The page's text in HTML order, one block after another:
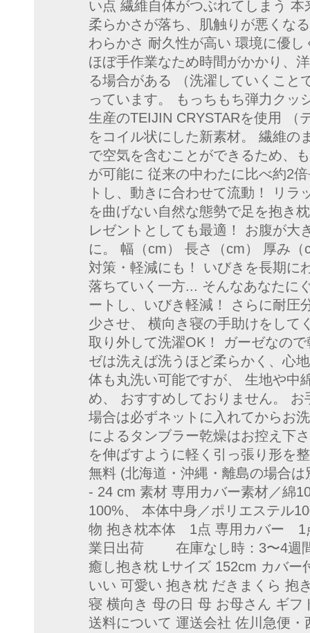
い点 繊維自体がつぶれてしまう
柔らかさが落ち、肌触りが悪くな
わらかさ 耐久性が高い 環境に優
ほぼ手作業なため時間がかかり、
る場合がある （洗濯していくこと
っています。 もっちもち弾力クッ
生産のTEIJIN CRYSTARを使用
をコイル状にした新素材。 繊維の
で空気を含むことができるため、
が可能に 従来の中わたに比べ約2
トし、動きに合わせて流動！ リ
を曲げない自然な態勢で足を抱き
レゼントとしても最適！ お腹が大
に。 幅（cm） 長さ（cm） 厚み
対策・軽減にも！ いびきを長期に
落ちていく一方... そんなあなたに
ートし、いびき軽減！ さらに耐圧
少させ、 横向き寝の手助けをして
取り外して洗濯OK！ ガーゼなの
ゼは洗えば洗うほど柔らかく、心
体も丸洗い可能ですが、 生地や中
め、 おすすめしておりません。
場合は必ずネットに入れてからお
によるタンブラー乾燥はお控え下
を伸ばすように軽く引っ張り形を
無料 (北海道・沖縄・離島の場合
- 24 cm 素材 専用カバー素材／綿
100%、 本体中身／ポリエステル
物 抱き枕本体 1点 専用カバー 1
業日出荷 在庫なし時：3〜4週間
癒し抱き枕 Lサイズ 152cm カバ
いい 可愛い 抱き枕 だきまくら 抱
寝 横向き 母の日 母 お母さん ギ
送料について 運送会社 佐川急便